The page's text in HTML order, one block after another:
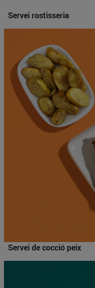
Servei rostisseria
Servei de cocció peix